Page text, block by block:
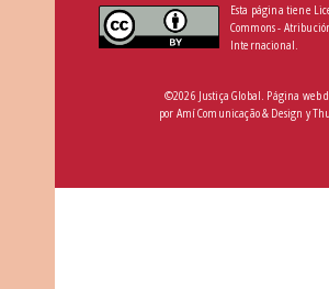
Esta página tiene
Commons -
Internacional.
©2026 Justiça Global. Página web
por Amí Comunicação & Design y